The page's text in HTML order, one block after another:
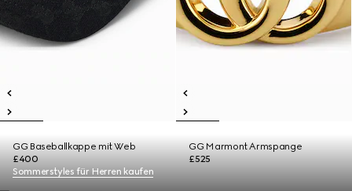
GG Baseballkappe mit Web
£400
GG Marmont Armspange
£525
Sommerstyles für Herren kaufen